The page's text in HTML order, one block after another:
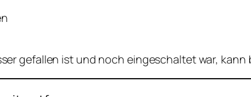
gefallen ist und noch eingeschaltet war,